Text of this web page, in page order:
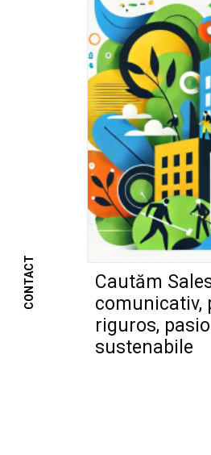
Cautăm
comunicativ,
riguros,
sustenabile
CONTACT